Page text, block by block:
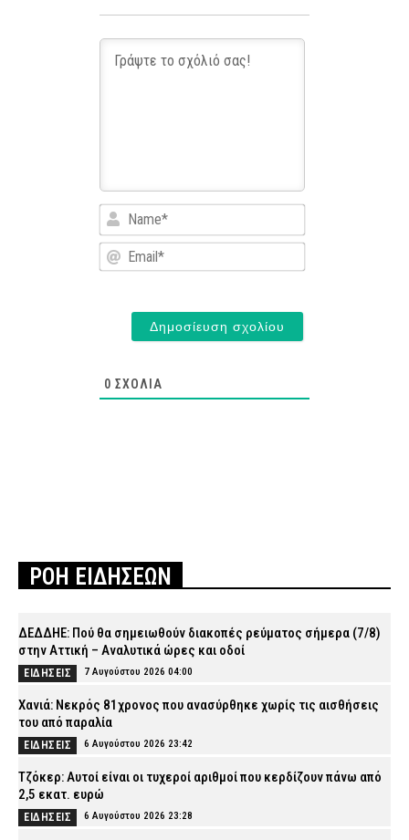
Name*
Email*
0 ΣΧΌΛΙΑ
ΡΟΗ ΕΙΔΗΣΕΩΝ
ΔΕΔΔΗΕ: Πού θα σημειωθούν διακοπές ρεύματος σήμερα (7/8)
στην Αττική – Αναλυτικά ώρες και οδοί
ΕΙΔΗΣΕΙΣ 7 Αυγούστου 2026 04:00
Χανιά: Νεκρός 81χρονος που ανασύρθηκε χωρίς τις αισθήσεις
του από παραλία
ΕΙΔΗΣΕΙΣ 6 Αυγούστου 2026 23:42
Τζόκερ: Αυτοί είναι οι τυχεροί αριθμοί που κερδίζουν πάνω από
2,5 εκατ. ευρώ
ΕΙΔΗΣΕΙΣ 6 Αυγούστου 2026 23:28